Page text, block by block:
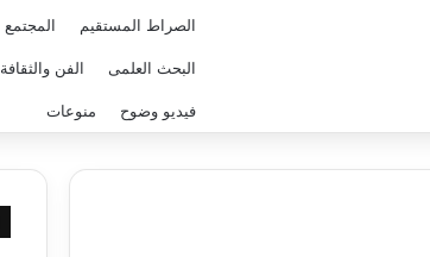
الصراط المستقيم المجتمع
البحث العلمى الفن والثقافة
فيديو وضوح منوعات